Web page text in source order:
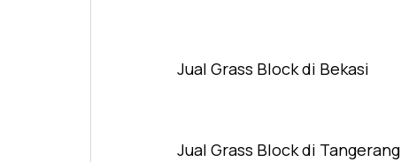
Jual Grass Block di Bekasi
Jual Grass Block di Tangerang